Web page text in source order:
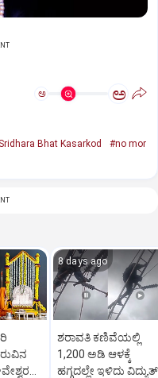
ಅ ಅ
Bhat Kasarkod
#no mor
8 days ago
ಶರಾವತಿ ಕಣಿವೆಯಲ್ಲಿ
1,200 ಅಡಿ ಆಳಕ್ಕೆ
ಹಗ್ಗದಲ್ಲೇ ಇಳಿದು ವಿದ್ಯುತ್‌